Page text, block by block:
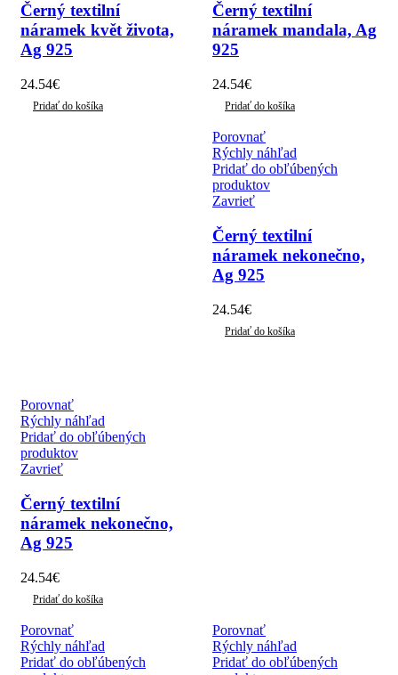
Černý textilní
náramek květ života,
Ag 925
24.54€
Pridať do košíka
Černý textilní
náramek mandala, Ag
925
24.54€
Pridať do košíka
Porovnať
Rýchly náhľad
Pridať do obľúbených
produktov
Zavrieť
Černý textilní
náramek nekonečno,
Ag 925
24.54€
Pridať do košíka
Porovnať
Rýchly náhľad
Pridať do obľúbených
produktov
Zavrieť
Černý textilní
náramek nekonečno,
Ag 925
24.54€
Pridať do košíka
Porovnať
Rýchly náhľad
Pridať do obľúbených
Porovnať
Rýchly náhľad
Pridať do obľúbených